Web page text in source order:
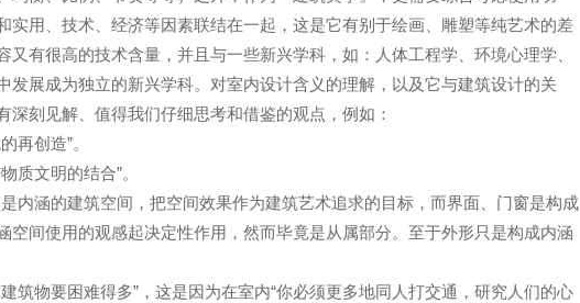
用、技术、经济等因素联结在一起，这是它有别于绘画、雕塑等纯艺术的差
有很高的技术含量，并且与一些新兴学科，如：人体工程学、环境心理学、
展成为独立的新兴学科。对室内设计含义的理解，以及它与建筑设计的关
刻见解、值得我们仔细思考和借鉴的观点，例如：
创造”。
文明的结合”。
涵的建筑空间，把空间效果作为建筑艺术追求的目标，而界面、门窗是构成
间使用的观感起决定性作用，然而毕竟是从属部分。至于外形只是构成内涵
物要困难得多”，这是因为在室内“你必须更多地同人打交通，研究人们的心